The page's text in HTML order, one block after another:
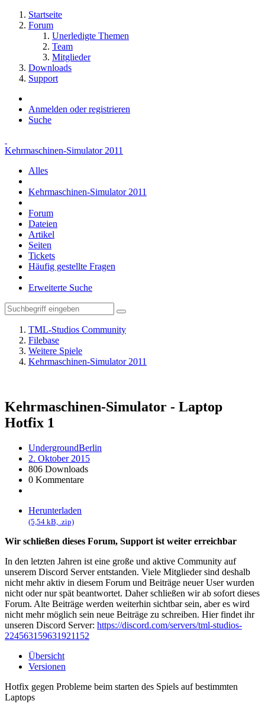
Startseite
Forum
Unerledigte Themen
Team
Mitglieder
Downloads
Support
Anmelden oder registrieren
Suche
Kehrmaschinen-Simulator 2011
Alles
Kehrmaschinen-Simulator 2011
Forum
Dateien
Artikel
Seiten
Tickets
Häufig gestellte Fragen
Erweiterte Suche
TML-Studios Community
Filebase
Weitere Spiele
Kehrmaschinen-Simulator 2011
Kehrmaschinen-Simulator - Laptop
Hotfix 1
UndergroundBerlin
2. Oktober 2015
806 Downloads
0 Kommentare
Herunterladen
(5,54 kB, .zip)
Wir schließen dieses Forum, Support ist weiter erreichbar
In den letzten Jahren ist eine große und aktive Community auf
unserem Discord Server entstanden. Viele Mitglieder sind deshalb
nicht mehr aktiv in diesem Forum und Beiträge neuer User wurden
nicht oder nur spät beantwortet. Daher schließen wir ab sofort dieses
Forum. Alte Beiträge werden weiterhin sichtbar sein, aber es wird
nicht mehr möglich sein neue Beiträge zu schreiben. Hier findet ihr
unseren Discord Server: https://discord.com/servers/tml-studios-
224563159631921152
Übersicht
Versionen
Hotfix gegen Probleme beim starten des Spiels auf bestimmten
Laptops